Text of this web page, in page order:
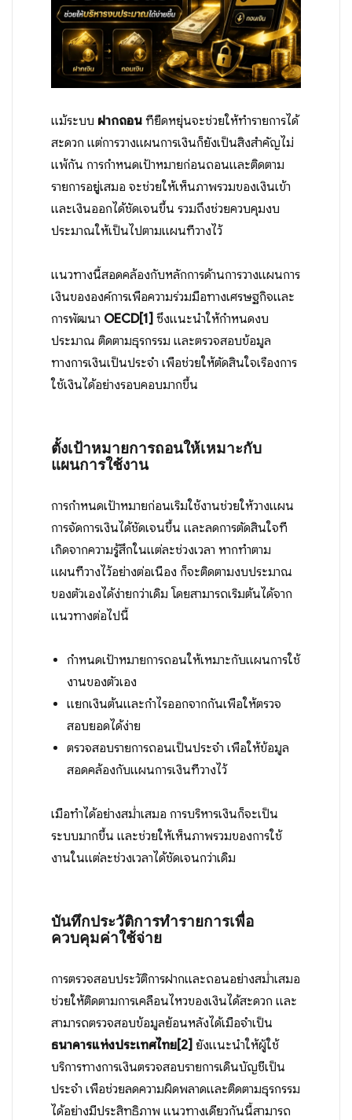
แม้ระบบ ฝากถอนที่ยืดหยุ่นจะช่วยให้ทำรายการได้
สะดวก แต่การวางแผนการเงินก็ยังเป็นสิ่งสำคัญไม่
แพ้กัน การกำหนดเป้าหมายก่อนถอนและติดตาม
รายการอยู่เสมอ จะช่วยให้เห็นภาพรวมของเงินเข้า
และเงินออกได้ชัดเจนขึ้น รวมถึงช่วยควบคุมงบ
ประมาณให้เป็นไปตามแผนที่วางไว้
แนวทางนี้สอดคล้องกับหลักการด้านการวางแผนการ
เงินขององค์การเพื่อความร่วมมือทางเศรษฐกิจและ
การพัฒนา OECD[1] ซึ่งแนะนำให้กำหนดงบ
ประมาณ ติดตามธุรกรรม และตรวจสอบข้อมูล
ทางการเงินเป็นประจำ เพื่อช่วยให้ตัดสินใจเรื่องการ
ใช้เงินได้อย่างรอบคอบมากขึ้น
ตั้งเป้าหมายการถอนให้เหมาะกับ
แผนการใช้งาน
การกำหนดเป้าหมายก่อนเริ่มใช้งานช่วยให้วางแผน
การจัดการเงินได้ชัดเจนขึ้น และลดการตัดสินใจที่
เกิดจากความรู้สึกในแต่ละช่วงเวลา หากทำตาม
แผนที่วางไว้อย่างต่อเนื่อง ก็จะติดตามงบประมาณ
ของตัวเองได้ง่ายกว่าเดิม โดยสามารถเริ่มต้นได้จาก
แนวทางต่อไปนี้
กำหนดเป้าหมายการถอนให้เหมาะกับแผนการใช้
งานของตัวเอง
แยกเงินต้นและกำไรออกจากกันเพื่อให้ตรวจ
สอบยอดได้ง่าย
ตรวจสอบรายการถอนเป็นประจำ เพื่อให้ข้อมูล
สอดคล้องกับแผนการเงินที่วางไว้
เมื่อทำได้อย่างสม่ำเสมอ การบริหารเงินก็จะเป็น
ระบบมากขึ้น และช่วยให้เห็นภาพรวมของการใช้
งานในแต่ละช่วงเวลาได้ชัดเจนกว่าเดิม
บันทึกประวัติการทำรายการเพื่อ
ควบคุมค่าใช้จ่าย
การตรวจสอบประวัติการฝากและถอนอย่างสม่ำเสมอ
ช่วยให้ติดตามการเคลื่อนไหวของเงินได้สะดวก และ
สามารถตรวจสอบข้อมูลย้อนหลังได้เมื่อจำเป็น
ธนาคารแห่งประเทศไทย[2] ยังแนะนำให้ผู้ใช้
บริการทางการเงินตรวจสอบรายการเดินบัญชีเป็น
ประจำ เพื่อช่วยลดความผิดพลาดและติดตามธุรกรรม
ได้อย่างมีประสิทธิภาพ แนวทางเดียวกันนี้สามารถ